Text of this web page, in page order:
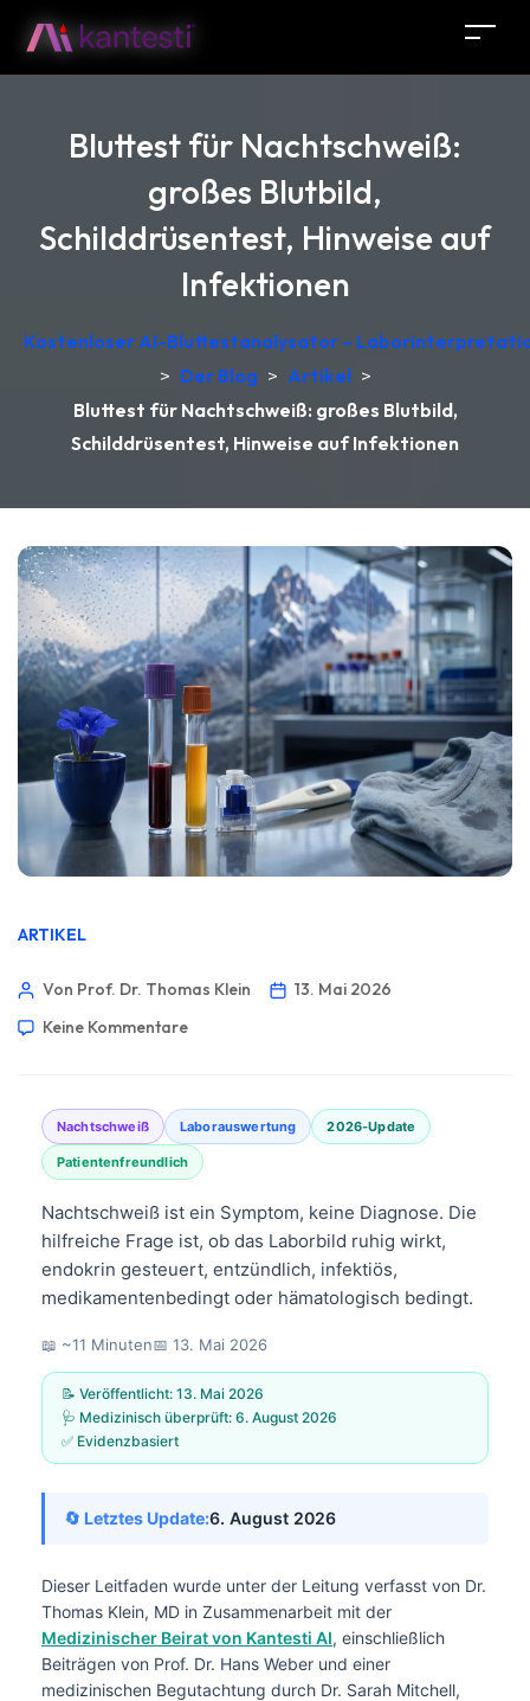
Bluttest für Nachtschweiß:
großes Blutbild,
Schilddrüsentest, Hinweise auf
Infektionen
Kostenloser AI-Bluttestanalysator –
> Der Blog > Artikel >
Bluttest für Nachtschweiß: großes Blutbild,
Schilddrüsentest, Hinweise auf Infektionen
ARTIKEL
Von Prof. Dr. Thomas Klein
13. Mai 2026
Keine Kommentare
Nachtschweiß Laborauswertung 2026-Update
Patientenfreundlich
Nachtschweiß ist ein Symptom, keine Diagnose. Die
hilfreiche Frage ist, ob das Laborbild ruhig wirkt,
endokrin gesteuert, entzündlich, infektiös,
medikamentenbedingt oder hämatologisch bedingt.
📖 ~11 Minuten📅 13. Mai 2026
📝 Veröffentlicht: 13. Mai 2026
🩺 Medizinisch überprüft: 6. August 2026
✅ Evidenzbasiert
🔄 Letztes Update:6. August 2026
Dieser Leitfaden wurde unter der Leitung verfasst von Dr.
Thomas Klein, MD in Zusammenarbeit mit der
Medizinischer Beirat von Kantesti AI, einschließlich
Beiträgen von Prof. Dr. Hans Weber und einer
medizinischen Begutachtung durch Dr. Sarah Mitchell,